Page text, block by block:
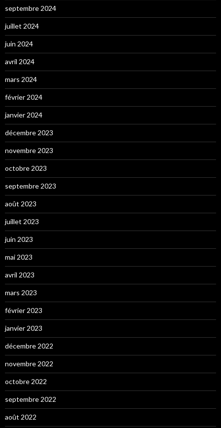
septembre 2024
juillet 2024
juin 2024
avril 2024
mars 2024
février 2024
janvier 2024
décembre 2023
novembre 2023
octobre 2023
septembre 2023
août 2023
juillet 2023
juin 2023
mai 2023
avril 2023
mars 2023
février 2023
janvier 2023
décembre 2022
novembre 2022
octobre 2022
septembre 2022
août 2022